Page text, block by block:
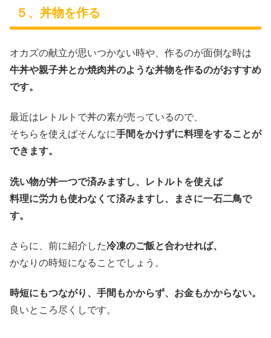
５、丼物を作る
オカズの献立が思いつかない時や、作るのが面倒な時は
牛丼や親子丼とか焼肉丼のような丼物を作るのがおすすめ
です。
最近はレトルトで丼の素が売っているので、
そちらを使えばそんなに手間をかけずに料理をすることが
できます。
洗い物が丼一つで済みますし、レトルトを使えば
料理に労力も使わなくて済みますし、まさに一石二鳥で
す。
さらに、前に紹介した冷凍のご飯と合わせれば、
かなりの時短になることでしょう。
時短にもつながり、手間もかからず、お金もかからない。
良いところ尽くしです。